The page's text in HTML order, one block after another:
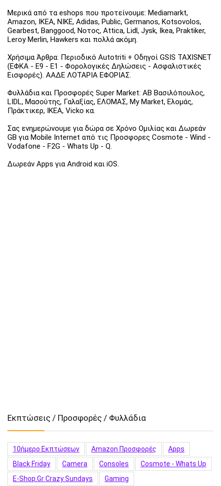
Μερικά από τα eshops που προτείνουμε: Mediamarkt,
Amazon, IKEA, NIKE, Adidas, Public, Germanos, Kotsovolos,
Gearbest, Banggood, Νοτος, Attica, Lidl, Jysk, Ikea, Praktiker,
Leroy Merlin, Hawkers και πολλά ακόμη.
Χρήσιμα Άρθρα: Περιοδικό Autotriti + Οδηγοί GSIS TAXISNET
(ΕΦΚΑ - Ε9 - Ε1 - Φορολογικές Δηλώσεις - Ασφαλιστικές
Εισφορές). ΑΑΔΕ ΛΟΤΑΡΙΑ ΕΦΟΡΙΑΣ.
Φυλλάδια και Προσφορές Super Market: ΑΒ Βασιλόπουλος,
LIDL, Μασούτης, Γαλαξίας, ΕΛΟΜΑΣ, My Market, Ελομάς,
Πράκτικερ, ΙΚΕΑ, Vicko κα.
Σας ενημερώνουμε για δώρα σε Χρόνο Ομιλίας και Δωρεάν
GB για Mobile Internet από τις Προσφορες Cosmote - Wind -
Vodafone - F2G - Whats Up - Q.
Δωρεάν Apps για Android και iOS.
Εκπτώσεις / Προσφορές / Φυλλάδια
10ήμερο Εκπτώσεων Amazon Προσφορές
Apps
Black Friday
Camera Consoles
Cosmote - Whats Up
E-Shop.gr Crazy Sundays
Gaming